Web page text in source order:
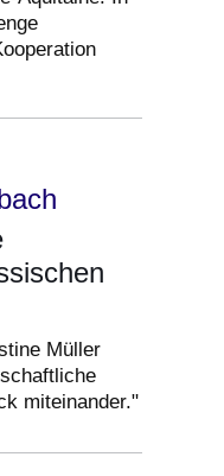
Müller
miteinander."